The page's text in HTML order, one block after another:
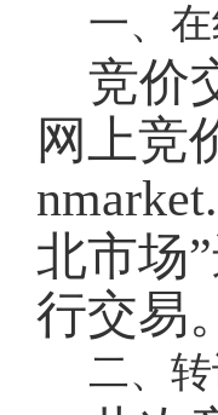
一、
竞价
网上竞
北市场
行交易。
二、